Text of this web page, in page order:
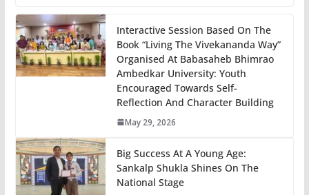
Interactive Session Based On The
Book “Living The Vivekananda Way”
Organised At Babasaheb Bhimrao
Ambedkar University: Youth
Encouraged Towards Self-
Reflection And Character Building
May 29, 2026
Big Success At A Young Age:
Sankalp Shukla Shines On The
National Stage